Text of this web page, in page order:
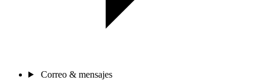
Correo & mensajes